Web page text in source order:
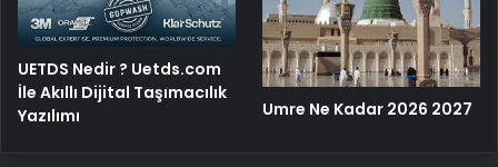
UETDS Nedir ? Uetds.com
İle Akıllı Dijital Taşımacılık
Yazılımı
Umre Ne Kadar 2026 2027